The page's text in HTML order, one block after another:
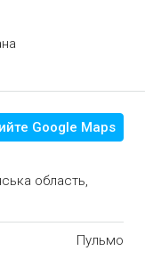
Google Maps
область,
Пульмо